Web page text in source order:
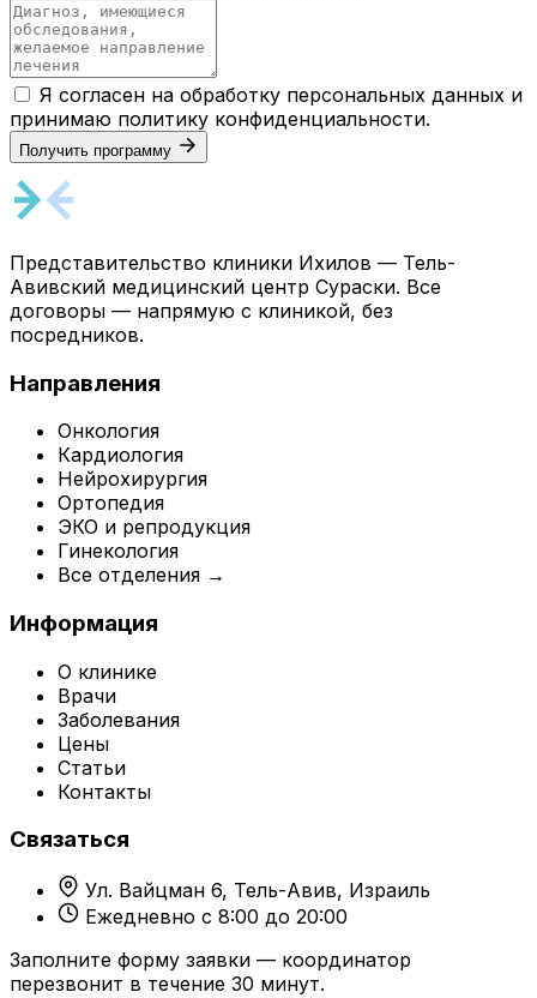
Я согласен на обработку персональных данных и
принимаю политику конфиденциальности.
Получить программу
Представительство клиники Ихилов — Тель-
Авивский медицинский центр Сураски. Все
договоры — напрямую с клиникой, без
посредников.
Направления
Онкология
Кардиология
Нейрохирургия
Ортопедия
ЭКО и репродукция
Гинекология
Все отделения →
Информация
О клинике
Врачи
Заболевания
Цены
Статьи
Контакты
Связаться
Ул. Вайцман 6, Тель-Авив, Израиль
Ежедневно с 8:00 до 20:00
Заполните форму заявки — координатор
перезвонит в течение 30 минут.